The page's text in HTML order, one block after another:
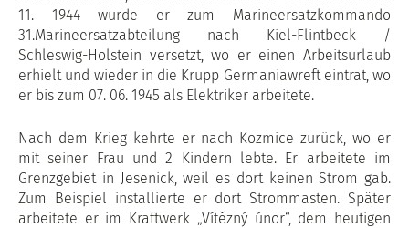
11. 1944 wurde er zum Marineersatzkommando
31.Marineersatzabteilung nach Kiel-Flintbeck /
Schleswig-Holstein versetzt, wo er einen Arbeitsurlaub
erhielt und wieder in die Krupp Germaniawreft eintrat, wo
er bis zum 07. 06. 1945 als Elektriker arbeitete.
Nach dem Krieg kehrte er nach Kozmice zurück, wo er
mit seiner Frau und 2 Kindern lebte. Er arbeitete im
Grenzgebiet in Jesenick, weil es dort keinen Strom gab.
Zum Beispiel installierte er dort Strommasten. Später
arbeitete er im Kraftwerk „Vítězný únor“, dem heutigen